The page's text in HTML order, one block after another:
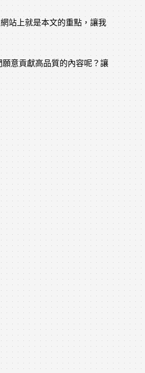
站上就是本文的重點，讓我
意貢獻高品質的內容呢？讓